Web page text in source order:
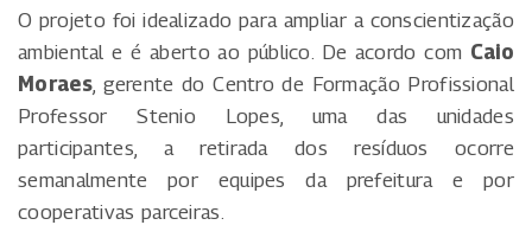
O projeto foi idealizado para ampliar a conscientização
ambiental e é aberto ao público. De acordo com Caio
Moraes, gerente do Centro de Formação Profissional
Professor Stenio Lopes, uma das unidades
participantes, a retirada dos resíduos ocorre
semanalmente por equipes da prefeitura e por
cooperativas parceiras.